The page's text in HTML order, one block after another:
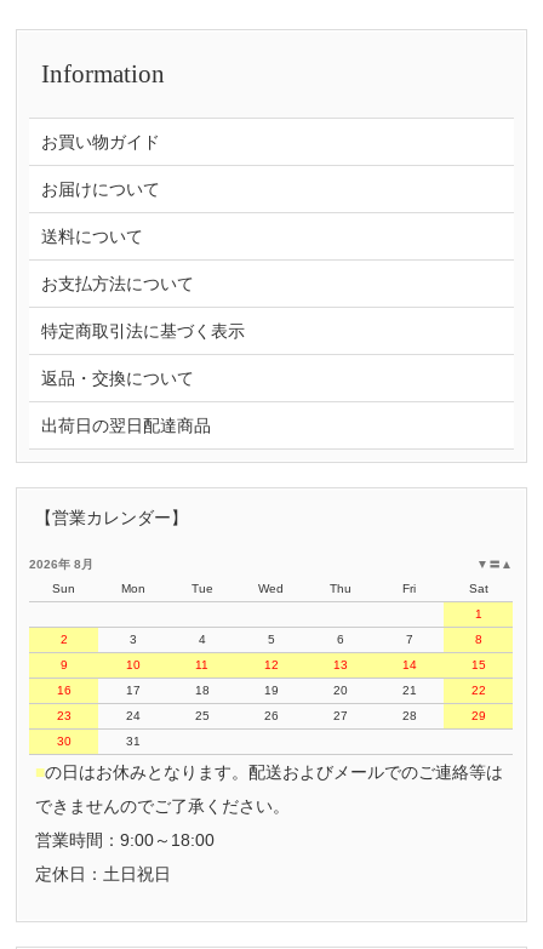
Information
お買い物ガイド
お届けについて
送料について
お支払方法について
特定商取引法に基づく表示
返品・交換について
出荷日の翌日配達商品
【営業カレンダー】
▲
〓
▼
2026年 8月
Sun
Mon Tue Wed Thu Fri
Sat
1
2
3 4 5 6 7
8
9
10 11 12 13 14
15
16
17 18 19 20 21
22
23
24 25 26 27 28
29
30
31
■の日はお休みとなります。配送およびメールでのご連絡等は
できませんのでご了承ください。
営業時間：9:00～18:00
定休日：土日祝日